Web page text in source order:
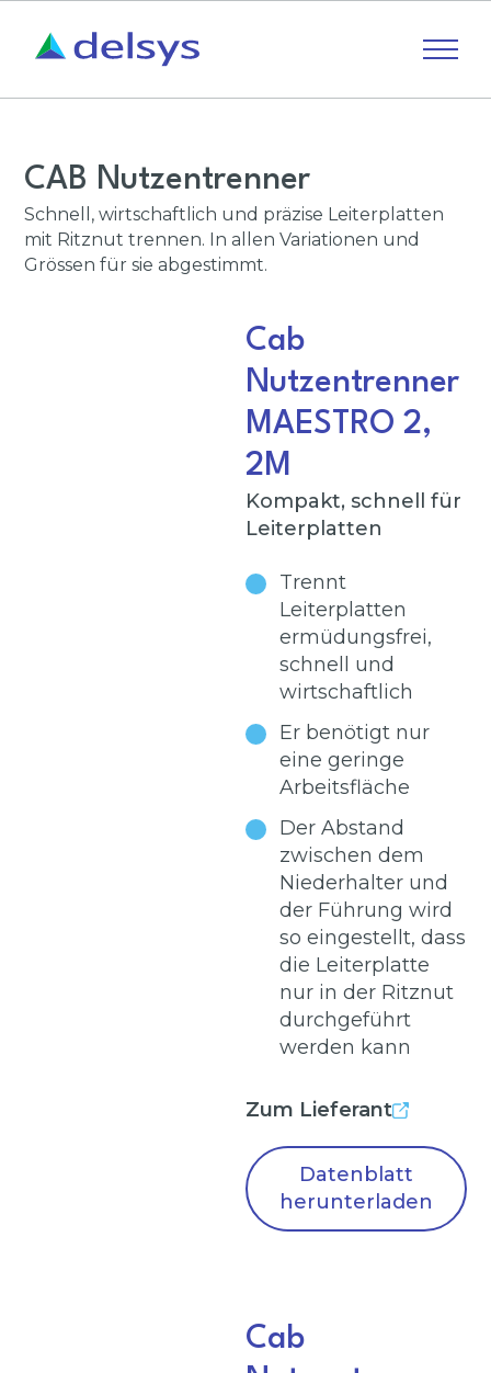
CAB Nutzentrenner
Schnell, wirtschaftlich und präzise Leiterplatten
mit Ritznut trennen. In allen Variationen und
Grössen für sie abgestimmt.
Cab
Nutzentrenner
MAESTRO 2,
2M
Kompakt, schnell für
Leiterplatten
Trennt
Leiterplatten
ermüdungsfrei,
schnell und
wirtschaftlich
Er benötigt nur
eine geringe
Arbeitsfläche
Der Abstand
zwischen dem
Niederhalter und
der Führung wird
so eingestellt, dass
die Leiterplatte
nur in der Ritznut
durchgeführt
werden kann
Zum Lieferant
Datenblatt
herunterladen
Cab